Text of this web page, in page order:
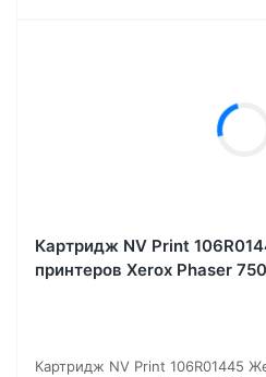
Картридж NV Print
принтеров Xerox Phaser
Картридж NV Print 106R01445